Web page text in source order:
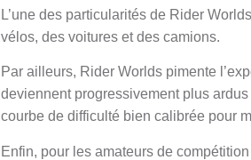
L’une des particularités de Rider
vélos, des voitures et des camions.
Par ailleurs, Rider Worlds pimente
deviennent progressivement plus
courbe de difficulté bien calibrée pour
Enfin, pour les amateurs de